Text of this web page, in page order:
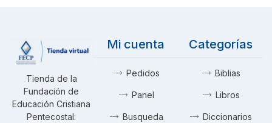
Tienda de la
Fundación de
Educación Cristiana
Pentecostal:
Mi cuenta
Pedidos
Panel
Busqueda
Categorías
Biblias
Libros
Diccionarios